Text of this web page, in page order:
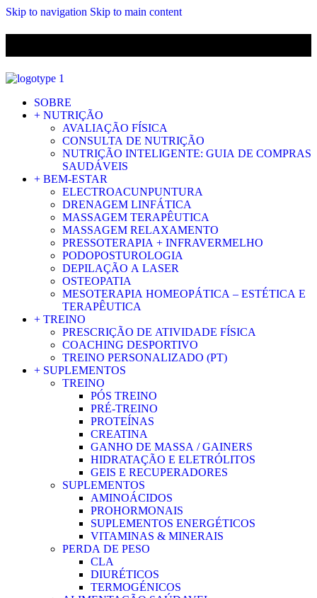
Skip to navigation Skip to main content
SOBRE
+ NUTRIÇÃO
AVALIAÇÃO FÍSICA
CONSULTA DE NUTRIÇÃO
NUTRIÇÃO INTELIGENTE: GUIA DE COMPRAS
SAUDÁVEIS
+ BEM-ESTAR
ELECTROACUNPUNTURA
DRENAGEM LINFÁTICA
MASSAGEM TERAPÊUTICA
MASSAGEM RELAXAMENTO
PRESSOTERAPIA + INFRAVERMELHO
PODOPOSTUROLOGIA
DEPILAÇÃO A LASER
OSTEOPATIA
MESOTERAPIA HOMEOPÁTICA – ESTÉTICA E
TERAPÊUTICA
+ TREINO
PRESCRIÇÃO DE ATIVIDADE FÍSICA
COACHING DESPORTIVO
TREINO PERSONALIZADO (PT)
+ SUPLEMENTOS
TREINO
PÓS TREINO
PRÉ-TREINO
PROTEÍNAS
CREATINA
GANHO DE MASSA / GAINERS
HIDRATAÇÃO E ELETRÓLITOS
GEIS E RECUPERADORES
SUPLEMENTOS
AMINOÁCIDOS
PROHORMONAIS
SUPLEMENTOS ENERGÉTICOS
VITAMINAS & MINERAIS
PERDA DE PESO
CLA
DIURÉTICOS
TERMOGÉNICOS